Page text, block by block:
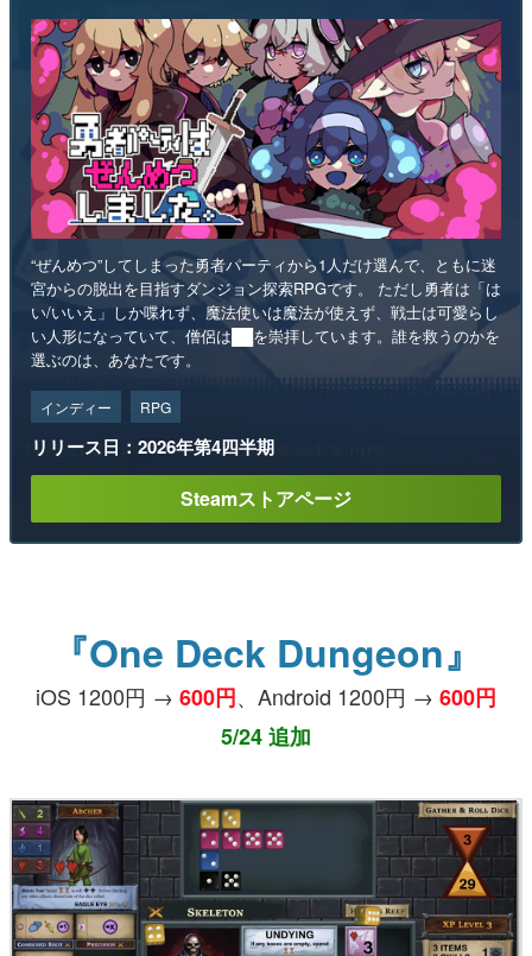
“ぜんめつ”してしまった勇者パーティから1人だけ選んで、ともに迷
宮からの脱出を目指すダンジョン探索RPGです。 ただし勇者は「は
い/いいえ」しか喋れず、魔法使いは魔法が使えず、戦士は可愛らし
い人形になっていて、僧侶は██を崇拝しています。誰を救うのかを
選ぶのは、あなたです。
インディー RPG
リリース日：2026年第4四半期
Steamストアページ
『One Deck Dungeon』
iOS 1200円 → 600円、Android 1200円 → 600円
5/24 追加